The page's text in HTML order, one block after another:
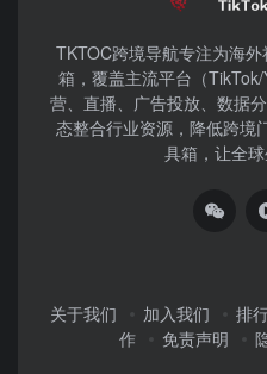
TKTOC跨境导航​专注为海
箱，覆盖主流平台（
营、直播、广告投放、数据
态整合行业资源，降低跨
具箱，让全
关于我们 加入我们 排
作
免责声明